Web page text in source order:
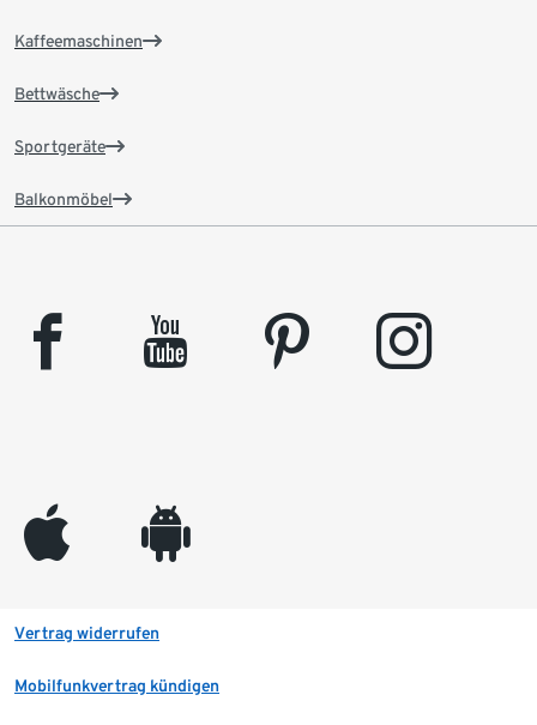
Kaffeemaschinen
Bettwäsche
Sportgeräte
Balkonmöbel
facebook youtube pinterest instagram
appleinc android
Vertrag widerrufen
Mobilfunkvertrag kündigen